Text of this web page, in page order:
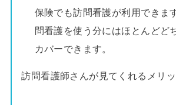
保険でも訪問看護が利用できま
問看護を使う分にはほとんどど
カバーできます。
訪問看護師さんが見てくれるメリ